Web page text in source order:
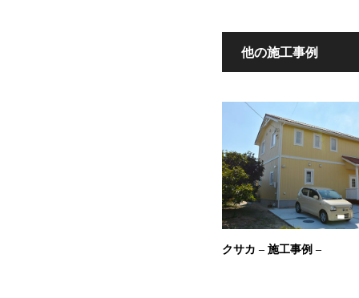
他の施工事例
クサカ – 施工事例 –